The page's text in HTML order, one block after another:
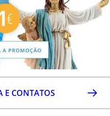
E CONTATOS